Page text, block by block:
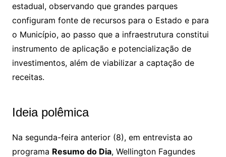
estadual, observando que grandes parques
configuram fonte de recursos para o Estado e para
o Município, ao passo que a infraestrutura constitui
instrumento de aplicação e potencialização de
investimentos, além de viabilizar a captação de
receitas.
Ideia polêmica
Na segunda-feira anterior (8), em entrevista ao
programa Resumo do Dia, Wellington Fagundes